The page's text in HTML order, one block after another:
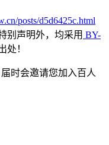
posts/d5d6425c.html
别声明外，均采用 BY-
处！
时会邀请您加入百人